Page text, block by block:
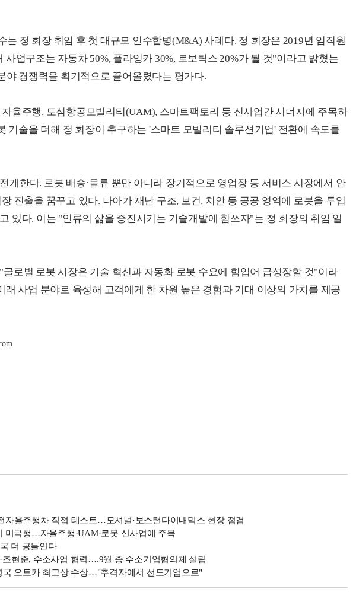
는 정 회장 취임 후 첫 대규모 인수합병(M&A) 사례다. 정 회장은 2019년 임직원
사업구조는 자동차 50%, 플라잉카 30%, 로보틱스 20%가 될 것"이라고 밝혔는
야 경쟁력을 획기적으로 끌어올렸다는 평가다.
율주행, 도심항공모빌리티(UAM), 스마트팩토리 등 신사업간 시너지에 주목하
기술을 더해 정 회장이 추구하는 '스마트 모빌리티 솔루션기업' 전환에 속도를
개한다. 로봇 배송·물류 뿐만 아니라 장기적으로 영업장 등 서비스 시장에서 안
진출을 꿈꾸고 있다. 나아가 재난 구조, 보건, 치안 등 공공 영역에 로봇을 투입
있다. 이는 "인류의 삶을 증진시키는 기술개발에 힘쓰자"는 정 회장의 취임 일
로벌 로봇 시장은 기술 혁신과 자동화 로봇 수요에 힘입어 급성장할 것"이라
래 사업 분야로 육성해 고객에게 한 차원 높은 경험과 기대 이상의 가치를 제공
자율주행차 직접 테스트…모셔널·보스턴다이내믹스 현장 점검
미국행…자율주행·UAM·로봇 신사업에 주목
더 공들인다
조현준, 수소사업 협력….9월 중 수소기업협의체 설립
국 오토카 최고상 수상…"추격자에서 선도기업으로"